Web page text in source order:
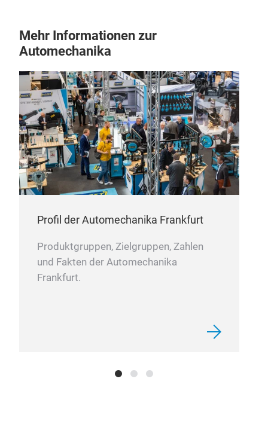
Mehr Informationen zur
Automechanika
Profil der Automechanika Frankfurt
Produktgruppen, Zielgruppen, Zahlen
und Fakten der Automechanika
Frankfurt.